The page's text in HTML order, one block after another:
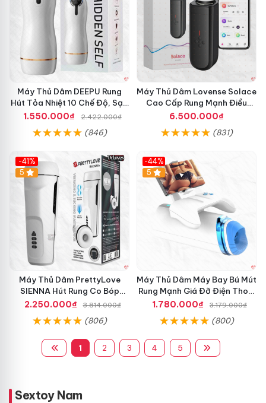
Máy Thủ Dâm DEEPU Rung
Hút Tỏa Nhiệt 10 Chế Độ, Sạc
Pin
1.550.000₫ 2.422.000₫
(846)
Máy Thủ Dâm Lovense Solace
Cao Cấp Rung Mạnh Điều
Khiển App
6.500.000₫
(831)
-41%
Hot
5
Máy Thủ Dâm PrettyLove
SIENNA Hút Rung Co Bóp
Mạnh Mẽ Nam
2.250.000₫ 3.814.000₫
(806)
-44%
Hot
5
Máy Thủ Dâm Máy Bay Bú Mút
Rung Mạnh Giá Đỡ Điện Thoại
Chính Hãng
1.780.000₫ 3.179.000₫
(800)
1 2 3 4 5
Sextoy Nam